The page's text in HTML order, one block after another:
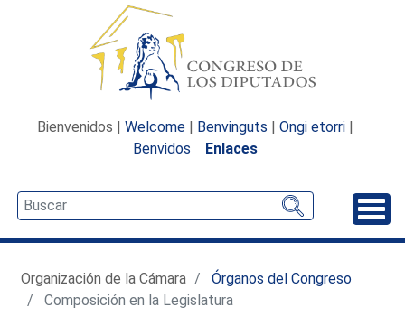
Bienvenidos | Welcome | Benvinguts | Ongi etorri |
Benvidos
Enlaces
Organización de la Cámara
Órganos del Congreso
Composición en la Legislatura